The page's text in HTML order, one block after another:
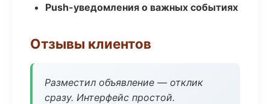
Push-уведомления о важных событиях
Отзывы клиентов
Разместил объявление — отклик
сразу. Интерфейс простой.